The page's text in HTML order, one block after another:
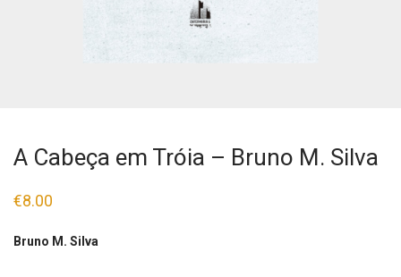
A Cabeça em Tróia – Bruno M. Silva
€8.00
Bruno M. Silva